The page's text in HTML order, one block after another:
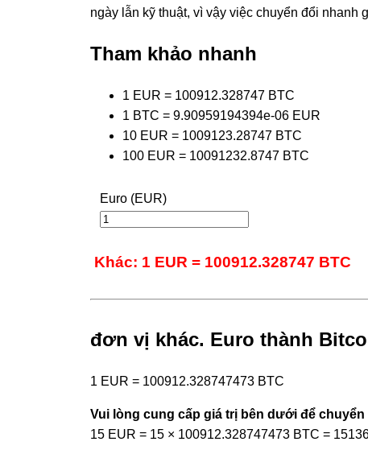
ngày lẫn kỹ thuật, vì vậy việc chuyển đổi
Tham khảo nhanh
1 EUR = 100912.328747 BTC
1 BTC = 9.90959194394e-06 EUR
10 EUR = 1009123.28747 BTC
100 EUR = 10091232.8747 BTC
Euro (EUR)
Khác: 1 EUR = 100912.328747 BTC
đơn vị khác. Euro thành
1 EUR = 100912.328747473 BTC
Vui lòng cung cấp giá trị bên dưới để chuyển
15 EUR = 15 × 100912.328747473 BTC =